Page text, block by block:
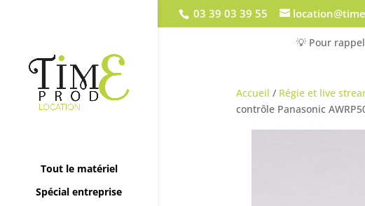
03 39 03 39 55
Tout le matériel
Spécial entreprise
💡 Pour
Accueil / Régie et live
contrôle Panasonic